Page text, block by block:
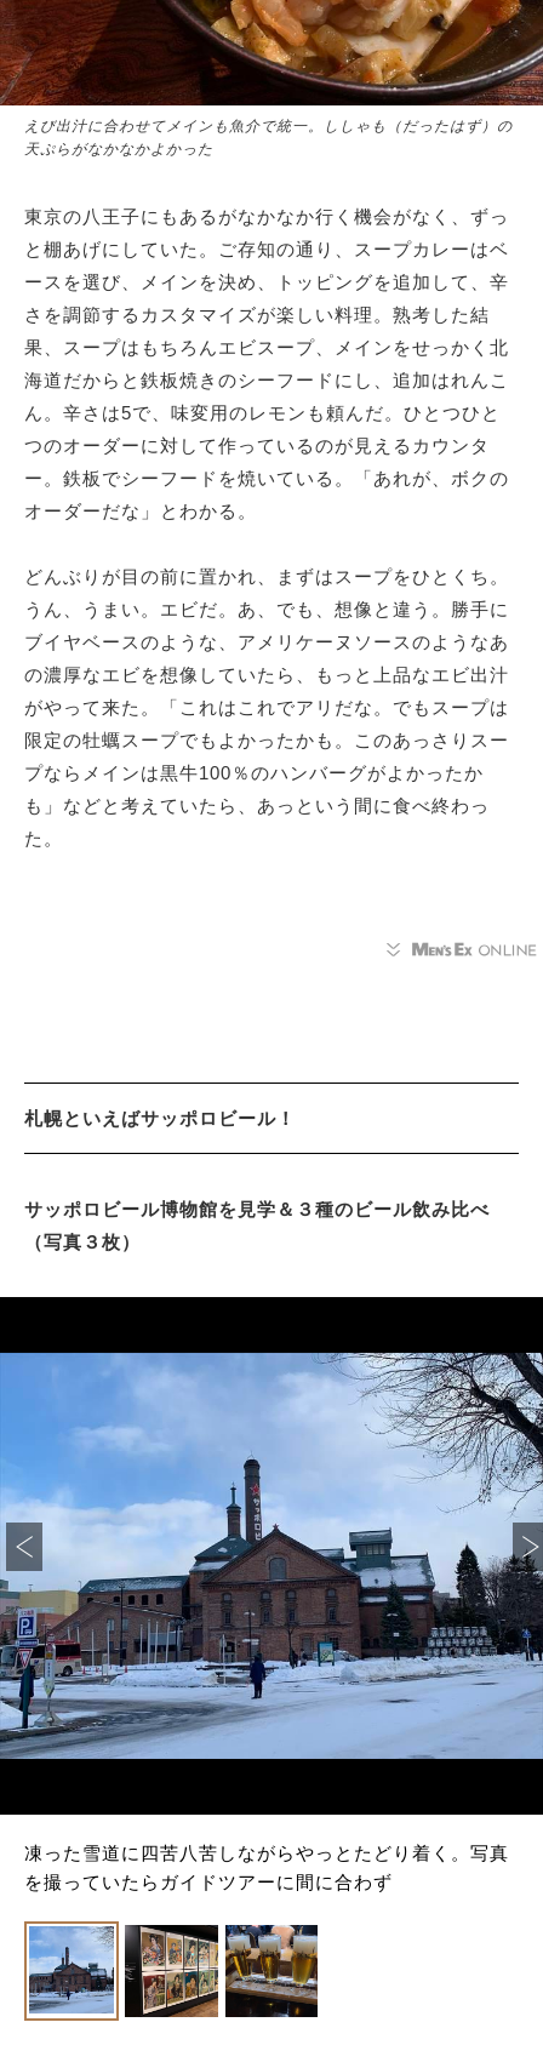
えび出汁に合わせてメインも魚介で統一。ししゃも（だったはず）の
天ぷらがなかなかよかった
東京の八王子にもあるがなかなか行く機会がなく、ずっ
と棚あげにしていた。ご存知の通り、スープカレーはベ
ースを選び、メインを決め、トッピングを追加して、辛
さを調節するカスタマイズが楽しい料理。熟考した結
果、スープはもちろんエビスープ、メインをせっかく北
海道だからと鉄板焼きのシーフードにし、追加はれんこ
ん。辛さは5で、味変用のレモンも頼んだ。ひとつひと
つのオーダーに対して作っているのが見えるカウンタ
ー。鉄板でシーフードを焼いている。「あれが、ボクの
オーダーだな」とわかる。
どんぶりが目の前に置かれ、まずはスープをひとくち。
うん、うまい。エビだ。あ、でも、想像と違う。勝手に
ブイヤベースのような、アメリケーヌソースのようなあ
の濃厚なエビを想像していたら、もっと上品なエビ出汁
がやって来た。「これはこれでアリだな。でもスープは
限定の牡蠣スープでもよかったかも。このあっさりスー
プならメインは黒牛100％のハンバーグがよかったか
も」などと考えていたら、あっという間に食べ終わっ
た。
札幌といえばサッポロビール！
サッポロビール博物館を見学＆３種のビール飲み比べ
（写真３枚）
凍った雪道に四苦八苦しながらやっとたどり着く。写真
を撮っていたらガイドツアーに間に合わず